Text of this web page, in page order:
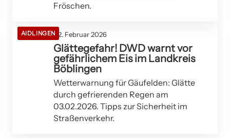
Fröschen.
AIDLINGEN02. Februar 2026
Glättegefahr! DWD warnt vor
gefährlichem Eis im Landkreis
Böblingen
Wetterwarnung für Gäufelden: Glätte
durch gefrierenden Regen am
03.02.2026. Tipps zur Sicherheit im
Straßenverkehr.